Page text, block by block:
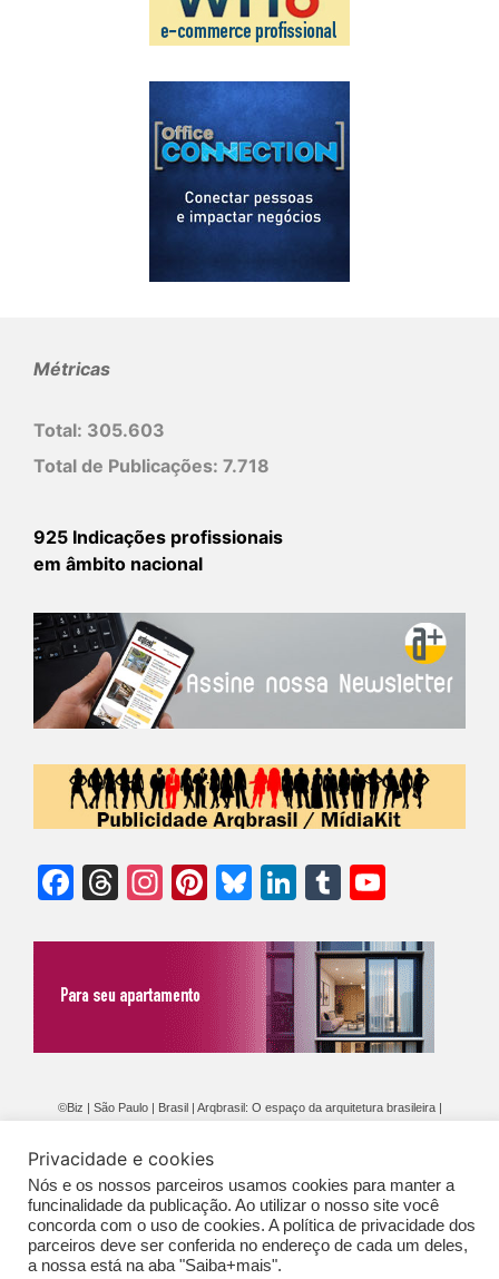
Métricas
Total: 305.603
Total de Publicações: 7.718
925 Indicações profissionais
em âmbito nacional
Facebook
Threads
Instagram
Pinterest
Bluesky
LinkedIn
Tumblr
©Biz | São Paulo | Brasil | Arqbrasil: O espaço da arquitetura brasileira |
GERAIS DE PUBLICAÇÃO (CGP
Privacidade e cookies
Nós e os nossos parceiros usamos cookies para manter a
funcinalidade da publicação. Ao utilizar o nosso site você
concorda com o uso de cookies. A política de privacidade dos
parceiros deve ser conferida no endereço de cada um deles,
a nossa está na aba "Saiba+mais".